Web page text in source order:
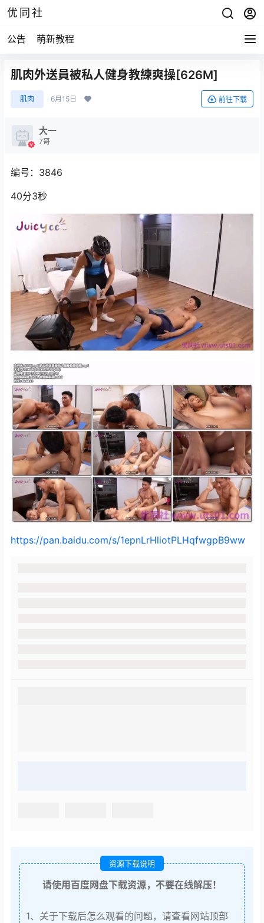
优同社
公告 萌新教程
肌肉外送員被私人健身教練爽操[626M]
肌肉 6月15日 前往下载
大一
7哥
编号：3846
40分3秒
https://pan.baidu.com/s/1epnLrHliotPLHqfwgpB9ww
资源下载说明
请使用百度网盘下载资源，不要在线解压！
1、关于下载后怎么观看的问题，请查看网站顶部